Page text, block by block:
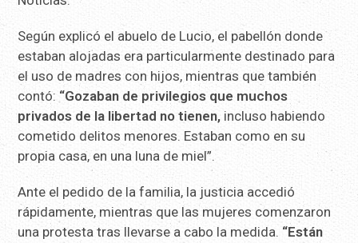
Según explicó el abuelo de Lucio, el pabellón donde
estaban alojadas era particularmente destinado para
el uso de madres con hijos, mientras que también
contó: “Gozaban de privilegios que muchos
privados de la libertad no tienen, incluso habiendo
cometido delitos menores. Estaban como en su
propia casa, en una luna de miel”.
Ante el pedido de la familia, la justicia accedió
rápidamente, mientras que las mujeres comenzaron
una protesta tras llevarse a cabo la medida. “Están